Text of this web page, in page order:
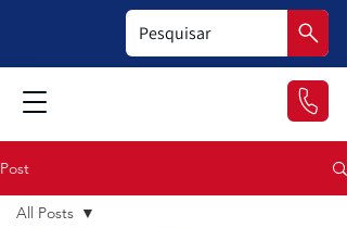
Post
All Posts